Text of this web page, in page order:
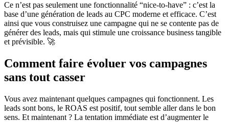
Ce n’est pas seulement une fonctionnalité “nice-to-have” : c’est la
base d’une génération de leads au CPC moderne et efficace. C’est
ainsi que vous construisez une campagne qui ne se contente pas de
générer des leads, mais qui stimule une croissance business tangible
et prévisible. 🚀
Comment faire évoluer vos campagnes
sans tout casser
Vous avez maintenant quelques campagnes qui fonctionnent. Les
leads sont bons, le ROAS est positif, tout semble aller dans le bon
sens. Et maintenant ? La tentation immédiate est d’augmenter le